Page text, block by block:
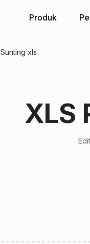
Produk
Sunting xls
XLS